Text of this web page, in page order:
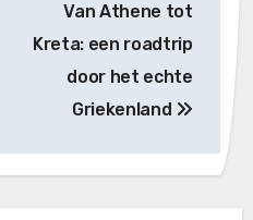
Van Athene tot
Kreta: een roadtrip
door het echte
Griekenland